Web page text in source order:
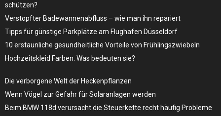
schützen?
Verstopfter Badewannenabfluss – wie man ihn repariert
Tipps für günstige Parkplätze am Flughafen Düsseldorf
10 erstaunliche gesundheitliche Vorteile von Frühlingszwiebeln
Hochzeitskleid Farben: Was bedeuten sie?
Die verborgene Welt der Heckenpflanzen
Wenn Vögel zur Gefahr für Solaranlagen werden
Beim BMW 118d verursacht die Steuerkette recht häufig Probleme